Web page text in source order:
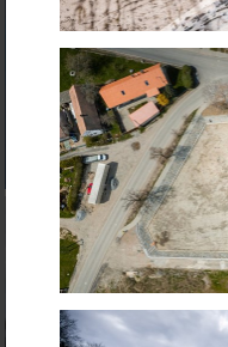
Rekonstrukce